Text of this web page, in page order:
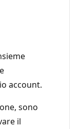
account.
sono
il